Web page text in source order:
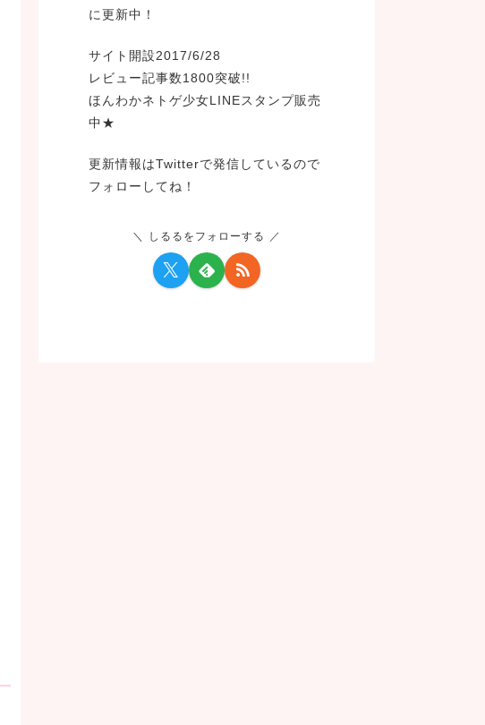
に更新中！
サイト開設2017/6/28
レビュー記事数1800突破!!
ほんわかネトゲ少女LINEスタンプ販売
中★
更新情報はTwitterで発信しているので
フォローしてね！
しるるをフォローする